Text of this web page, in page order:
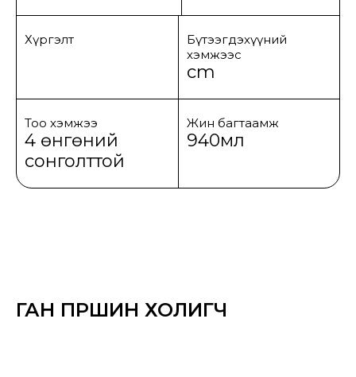
Хүргэлт
Бүтээгдэхүүний
хэмжээс
cm
Тоо хэмжээ
4 өнгөний
сонголттой
Жин багтаамж
940мл
ГАН ПҮРШИН ХОЛИГЧ